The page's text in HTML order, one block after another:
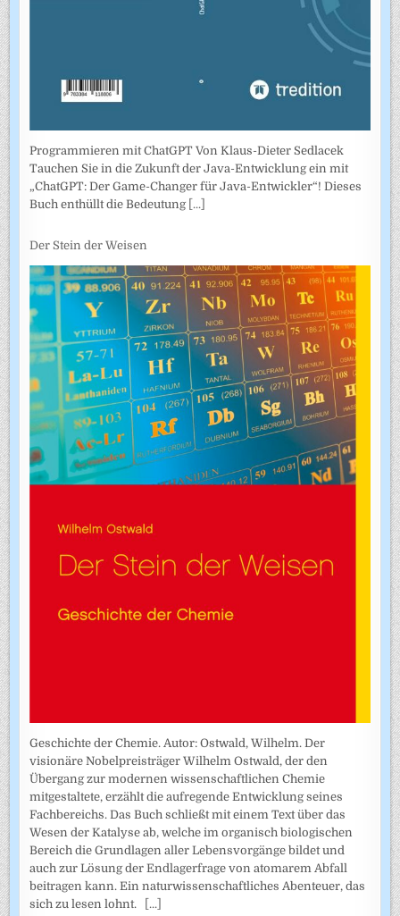
Programmieren mit ChatGPT Von Klaus-Dieter Sedlacek
Tauchen Sie in die Zukunft der Java-Entwicklung ein mit
„ChatGPT: Der Game-Changer für Java-Entwickler“! Dieses
Buch enthüllt die Bedeutung [...]
Der Stein der Weisen
Geschichte der Chemie. Autor: Ostwald, Wilhelm. Der
visionäre Nobelpreisträger Wilhelm Ostwald, der den
Übergang zur modernen wissenschaftlichen Chemie
mitgestaltete, erzählt die aufregende Entwicklung seines
Fachbereichs. Das Buch schließt mit einem Text über das
Wesen der Katalyse ab, welche im organisch biologischen
Bereich die Grundlagen aller Lebensvorgänge bildet und
auch zur Lösung der Endlagerfrage von atomarem Abfall
beitragen kann. Ein naturwissenschaftliches Abenteuer, das
sich zu lesen lohnt.
[...]